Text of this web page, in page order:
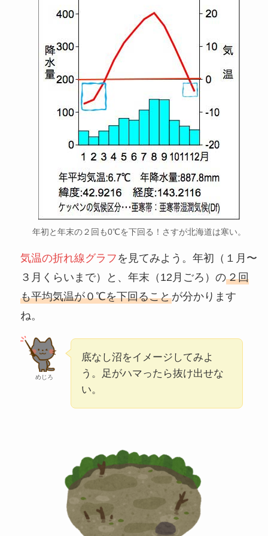
年初と年末の２回も0℃を下回る！さすが北海道は寒い。
気温の折れ線グラフ を見てみよう。年初（１月〜
３月くらいまで）と、年末（12月ごろ）の２回
も平均気温が０℃を下回ることが分かります
ね。
めじろ
底なし沼をイメージしてみよ
う。足がハマったら抜け出せな
い。